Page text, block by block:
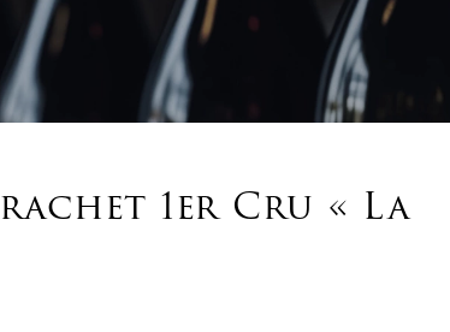
1er Cru « La